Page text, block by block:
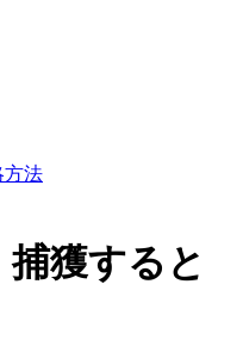
方法
捕獲すると